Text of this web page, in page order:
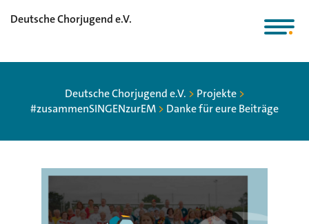
Deutsche Chorjugend e.V.
Deutsche Chorjugend e.V. > Projekte>
#zusammenSINGENzurEM > Danke für eure Beiträge